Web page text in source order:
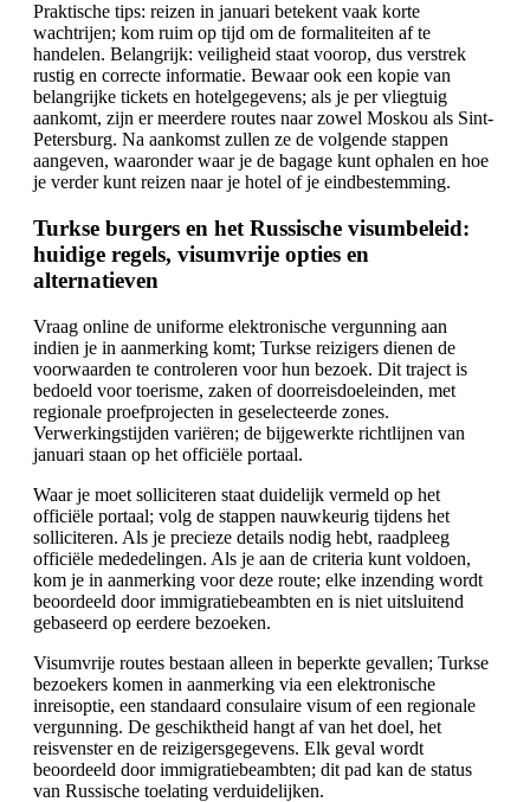
Praktische tips: reizen in januari betekent vaak korte
wachtrijen; kom ruim op tijd om de formaliteiten af te
handelen. Belangrijk: veiligheid staat voorop, dus verstrek
rustig en correcte informatie. Bewaar ook een kopie van
belangrijke tickets en hotelgegevens; als je per vliegtuig
aankomt, zijn er meerdere routes naar zowel Moskou als Sint-
Petersburg. Na aankomst zullen ze de volgende stappen
aangeven, waaronder waar je de bagage kunt ophalen en hoe
je verder kunt reizen naar je hotel of je eindbestemming.
Turkse burgers en het Russische visumbeleid:
huidige regels, visumvrije opties en
alternatieven
Vraag online de uniforme elektronische vergunning aan
indien je in aanmerking komt; Turkse reizigers dienen de
voorwaarden te controleren voor hun bezoek. Dit traject is
bedoeld voor toerisme, zaken of doorreisdoeleinden, met
regionale proefprojecten in geselecteerde zones.
Verwerkingstijden variëren; de bijgewerkte richtlijnen van
januari staan op het officiële portaal.
Waar je moet solliciteren staat duidelijk vermeld op het
officiële portaal; volg de stappen nauwkeurig tijdens het
solliciteren. Als je precieze details nodig hebt, raadpleeg
officiële mededelingen. Als je aan de criteria kunt voldoen,
kom je in aanmerking voor deze route; elke inzending wordt
beoordeeld door immigratiebeambten en is niet uitsluitend
gebaseerd op eerdere bezoeken.
Visumvrije routes bestaan alleen in beperkte gevallen; Turkse
bezoekers komen in aanmerking via een elektronische
inreisoptie, een standaard consulaire visum of een regionale
vergunning. De geschiktheid hangt af van het doel, het
reisvenster en de reizigersgegevens. Elk geval wordt
beoordeeld door immigratiebeambten; dit pad kan de status
van Russische toelating verduidelijken.